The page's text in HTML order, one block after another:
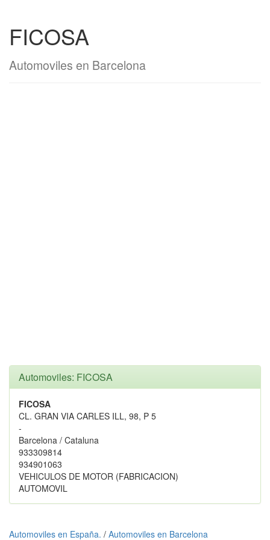
FICOSA
Automoviles en Barcelona
Automoviles: FICOSA
FICOSA
CL. GRAN VIA CARLES ILL, 98, P 5
-
Barcelona / Cataluna
933309814
934901063
VEHICULOS DE MOTOR (FABRICACION)
AUTOMOVIL
Automoviles en España. / Automoviles en Barcelona